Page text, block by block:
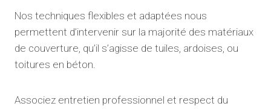
Nos techniques flexibles et adaptées nous
permettent d’intervenir sur la majorité des matériaux
de couverture, qu’il s’agisse de tuiles, ardoises, ou
toitures en béton.
Associez entretien professionnel et respect du